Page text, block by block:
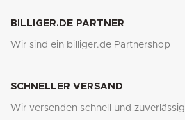
BILLIGER.DE PARTNER
Wir sind ein billiger.de Partnershop
SCHNELLER VERSAND
Wir versenden schnell und zuverlässig